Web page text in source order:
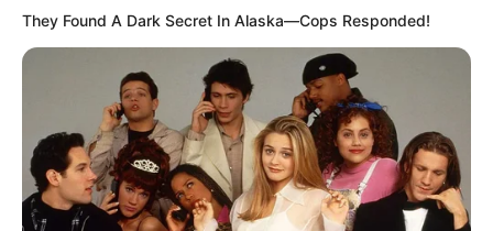
έχουν καταχωρηθεί πατέντες θεραπειών διαφόρων
ασθενειών
AIDS, H1N1, SARS, EBOLA CORONAVIRUS,
κλπ. Η πατέντα θεραπείας του κορωνοϊού έχει
αριθμό 10130701 και η οποία έχει δημοσιευθεί σε
παλαιότερό μου άρθρο. Όπως επίσης υπάρχουν
καταχωρημένες πατέντες κατασκευής
ιών όπως π.χ. τουAIDS,κλπ.
They Found A Dark Secret In Alaska—Cops Responded!